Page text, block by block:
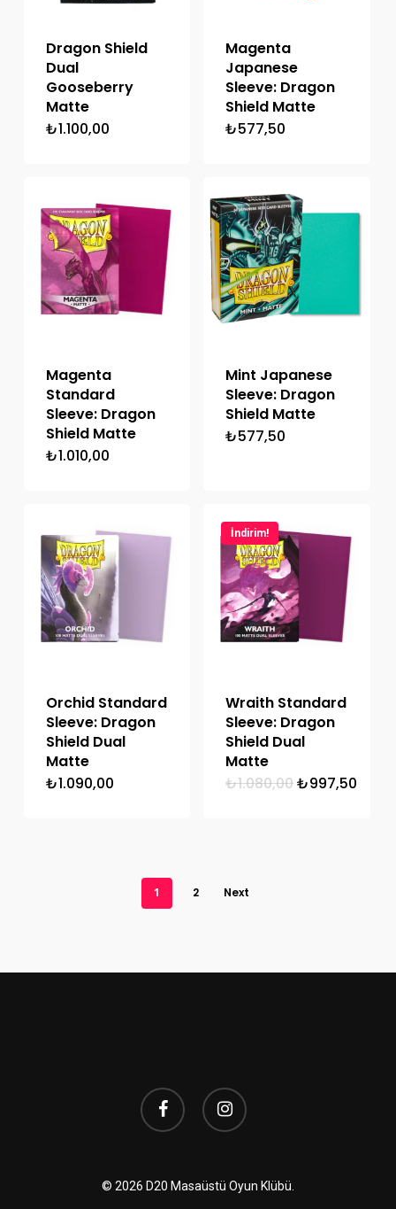
Dragon Shield
Dual
Gooseberry
Matte
₺1.100,00
Magenta
Japanese
Sleeve: Dragon
Shield Matte
₺577,50
Magenta
Standard
Sleeve: Dragon
Shield Matte
₺1.010,00
Mint Japanese
Sleeve: Dragon
Shield Matte
₺577,50
Orchid Standard
Sleeve: Dragon
Shield Dual
Matte
₺1.090,00
İndirim!
Wraith Standard
Sleeve: Dragon
Shield Dual
Matte
₺1.080,00Orijinal
fiyat:
₺997,50
1 2 Next
facebook instagram
© 2026 D20 Masaüstü Oyun Klübü.